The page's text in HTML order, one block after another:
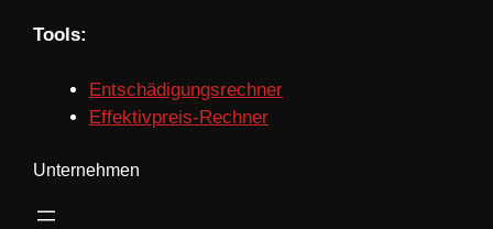
Tools:
Entschädigungsrechner
Effektivpreis-Rechner
Unternehmen